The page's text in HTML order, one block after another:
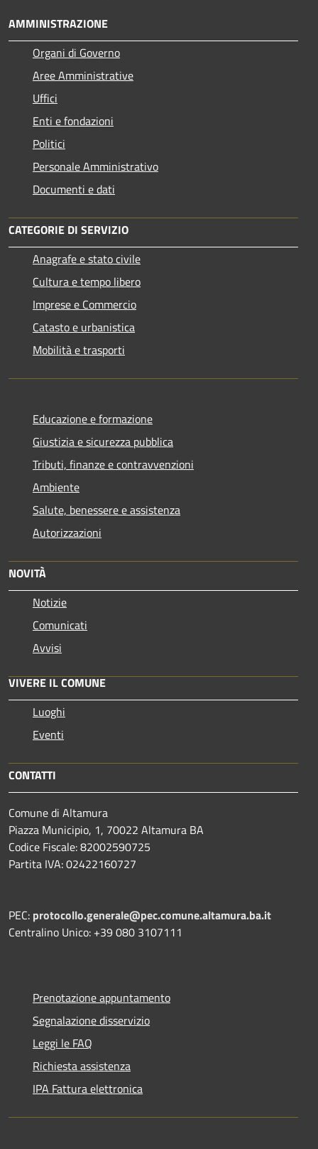
AMMINISTRAZIONE
Organi di Governo
Aree Amministrative
Uffici
Enti e fondazioni
Politici
Personale Amministrativo
Documenti e dati
CATEGORIE DI SERVIZIO
Anagrafe e stato civile
Cultura e tempo libero
Imprese e Commercio
Catasto e urbanistica
Mobilità e trasporti
Educazione e formazione
Giustizia e sicurezza pubblica
Tributi, finanze e contravvenzioni
Ambiente
Salute, benessere e assistenza
Autorizzazioni
NOVITÀ
Notizie
Comunicati
Avvisi
VIVERE IL COMUNE
Luoghi
Eventi
CONTATTI
Comune di Altamura
Piazza Municipio, 1, 70022 Altamura BA
Codice Fiscale: 82002590725
Partita IVA: 02422160727
PEC: protocollo.generale@pec.comune.altamura.ba.it
Centralino Unico: +39 080 3107111
Prenotazione appuntamento
Segnalazione disservizio
Leggi le FAQ
Richiesta assistenza
IPA Fattura elettronica